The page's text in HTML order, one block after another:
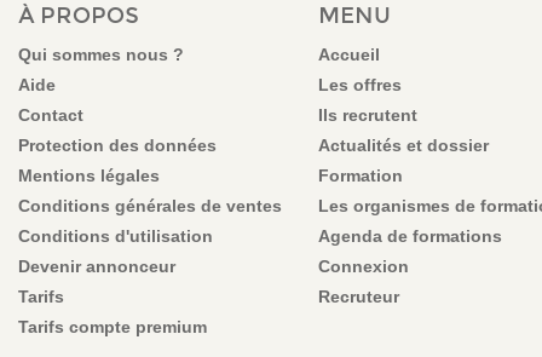
À PROPOS
Qui sommes nous ?
Aide
Contact
Protection des données
Mentions légales
Conditions générales de ventes
Conditions d'utilisation
Devenir annonceur
Tarifs
Tarifs compte premium
MENU
Accueil
Les offres
Ils recrutent
Actualités et dossier
Formation
Les organismes de
Agenda de formations
Connexion
Recruteur